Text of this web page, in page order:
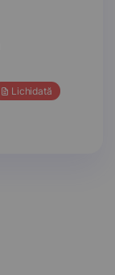
Lichidată